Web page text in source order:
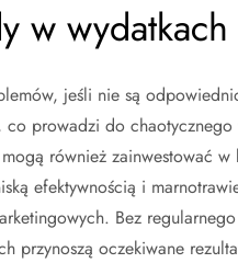
w
jeśli nie są
prowadzi do
również zainwestować
efektywnością i
Bez
przynoszą oczekiwane